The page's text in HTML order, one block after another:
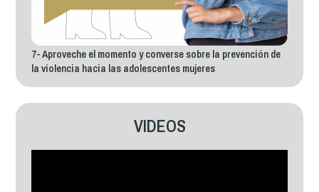
7- Aproveche el momento y converse sobre la prevención de
la violencia hacia las adolescentes mujeres
VIDEOS